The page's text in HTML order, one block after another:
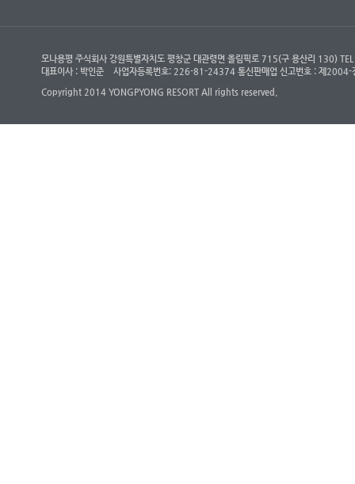
모나용평 주식회사 강원특별자치도 평창군 대관령면 올림픽로 715(구 용산리
대표이사 : 박인준
사업자등록번호: 226-81-24374 통신판매업 신고번호 : 제2004-
Copyright 2014 YONGPYONG RESORT All rights reserved.